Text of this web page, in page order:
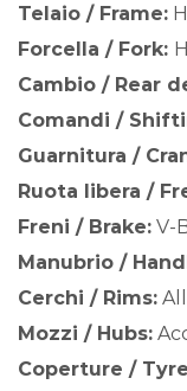
Telaio / Frame:
Forcella / Fork:
Cambio / Rear
Comandi /
Guarnitura /
Ruota libera /
Freni / Brake: V-
Manubrio /
Cerchi / Rims:
Mozzi / Hubs:
Coperture /